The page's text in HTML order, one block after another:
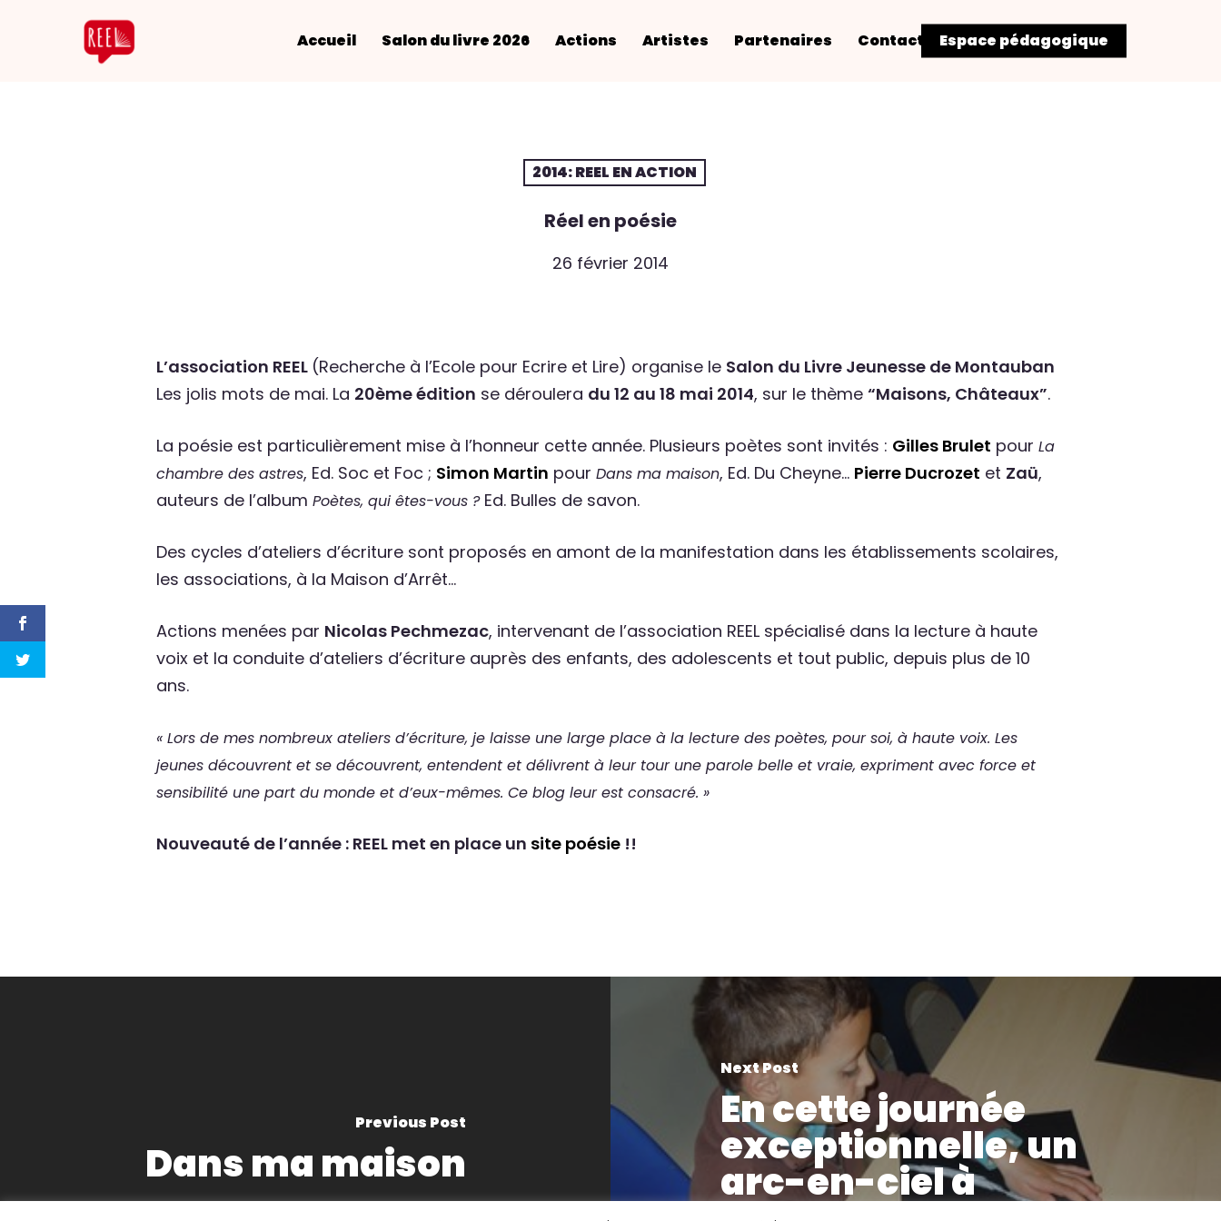
Accueil Salon du livre 2026 Actions Artistes Partenaires Contact Espace pédagogique
2014: REEL EN ACTION
Réel en poésie
26 février 2014
L’association REEL (Recherche à l’Ecole pour Ecrire et Lire) organise le Salon du Livre Jeunesse de Montauban
Les jolis mots de mai. La 20ème édition se déroulera du 12 au 18 mai 2014, sur le thème “Maisons, Châteaux”.
La poésie est particulièrement mise à l’honneur cette année. Plusieurs poètes sont invités : Gilles Brulet pour La
chambre des astres, Ed. Soc et Foc ; Simon Martin pour Dans ma maison, Ed. Du Cheyne… Pierre Ducrozet et Zaü,
auteurs de l’album Poètes, qui êtes-vous ?Ed. Bulles de savon.
Des cycles d’ateliers d’écriture sont proposés en amont de la manifestation dans les établissements scolaires,
les associations, à la Maison d’Arrêt…
Actions menées par Nicolas Pechmezac, intervenant de l’association REEL spécialisé dans la lecture à haute
voix et la conduite d’ateliers d’écriture auprès des enfants, des adolescents et tout public, depuis plus de 10
ans.
« Lors de mes nombreux ateliers d’écriture, je laisse une large place à la lecture des poètes, pour soi, à haute voix. Les
jeunes découvrent et se découvrent, entendent et délivrent à leur tour une parole belle et vraie, expriment avec force et
sensibilité une part du monde et d’eux-mêmes. Ce blog leur est consacré. »
Nouveauté de l’année : REEL met en place un site poésie !!
Previous Post
Dans ma maison
Next Post
En cette journée
exceptionnelle, un
arc-en-ciel à